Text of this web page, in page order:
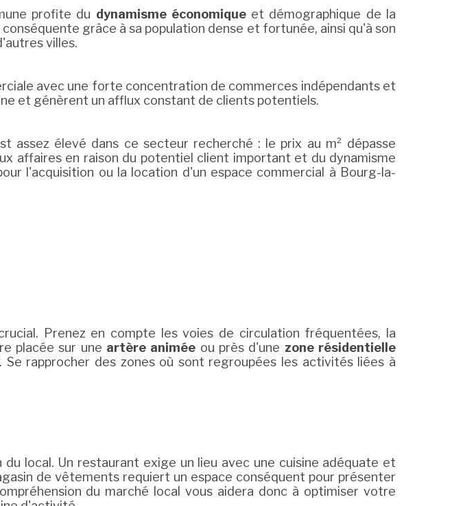
profite du dynamisme économiqueet démographique de la
grâce à sa population dense et fortunée, ainsi qu'à son
villes.
avec une forte concentration de commerces indépendants et
et génèrent un afflux constant de clients potentiels.
assez élevé dans ce secteur recherché : le prix au m² dépasse
affaires en raison du potentiel client important et du dynamisme
l'acquisition ou la location d'un espace commercial à Bourg-la-
Prenez en compte les voies de circulation fréquentées, la
placée sur une artère animée ou près d'une zone résidentielle
rapprocher des zones où sont regroupées les activités liées à
local. Un restaurant exige un lieu avec une cuisine adéquate et
de vêtements requiert un espace conséquent pour présenter
du marché local vous aidera donc à optimiser votre